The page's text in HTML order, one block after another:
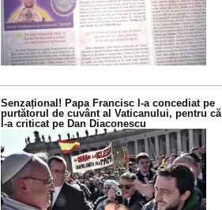
Senzațional! Papa Francisc l-a concediat pe
purtătorul de cuvânt al Vaticanului, pentru că
l-a criticat pe Dan Diaconescu